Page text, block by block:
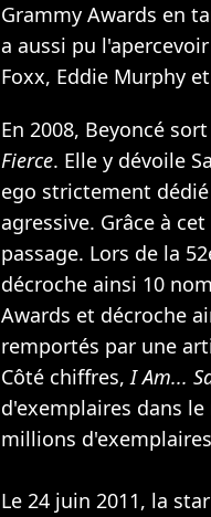
Grammy Awards en
a aussi pu
Foxx, Eddie Murphy et
En 2008, Beyoncé
Fierce. Elle y dévoile
ego strictement dédié
agressive. Grâce à
passage. Lors de la
décroche ainsi 10
Awards et décroche
remportés par une
Côté chiffres,I Am...
d'exemplaires dans
millions
Le 24 juin 2011, la